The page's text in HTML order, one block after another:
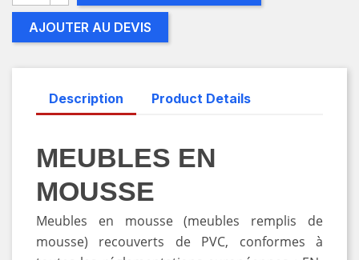
AJOUTER AU DEVIS
Description Product Details
MEUBLES EN
MOUSSE
Meubles en mousse (meubles remplis de
mousse) recouverts de PVC, conformes à